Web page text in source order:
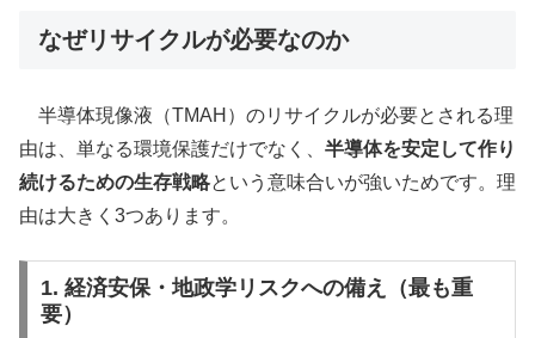
なぜリサイクルが必要なのか
半導体現像液（TMAH）のリサイクルが必要とされる理
由は、単なる環境保護だけでなく、 半導体を安定して作り
続けるための生存戦略という意味合いが強いためです。理
由は大きく3つあります。
1. 経済安保・地政学リスクへの備え（最も重
要）